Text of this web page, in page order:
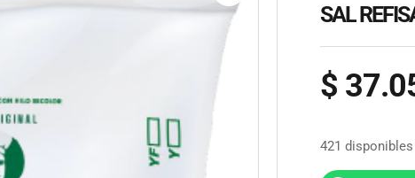
SAL
$
421 disponibles